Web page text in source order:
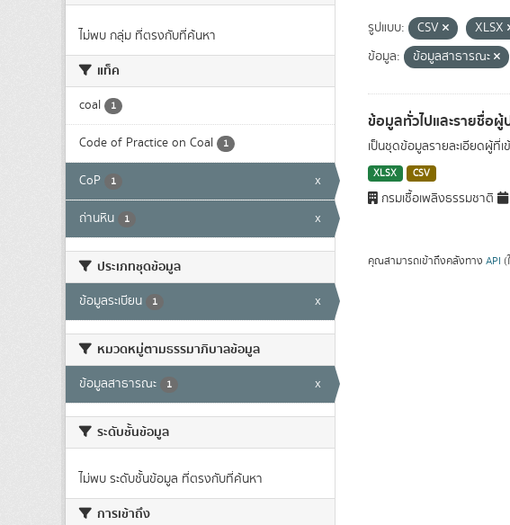
ไม่พบ กลุ่ม ที่ตรงกับที่ค้นหา
แท็ค
coal 1
Code of Practice on Coal 1
CoP 1 x
ถ่านหิน 1 x
ประเภทชุดข้อมูล
ข้อมูลระเบียน 1 x
หมวดหมู่ตามธรรมาภิบาลข้อมูล
ข้อมูลสาธารณะ 1 x
ระดับชั้นข้อมูล
ไม่พบ ระดับชั้นข้อมูล ที่ตรงกับที่ค้นหา
การเข้าถึง
รูปแบบ: CSV XLSX
ข้อมูล:
ข้อมูลสาธารณะ
ข้อมูลทั่วไปและรายชื่อผู้
เป็นชุดข้อมูลรายละเอียดผู้ที่
XLSX CSV
กรมเชื้อเพลิงธรรมชาติ
คุณสามารถเข้าถึงคลังทาง API (